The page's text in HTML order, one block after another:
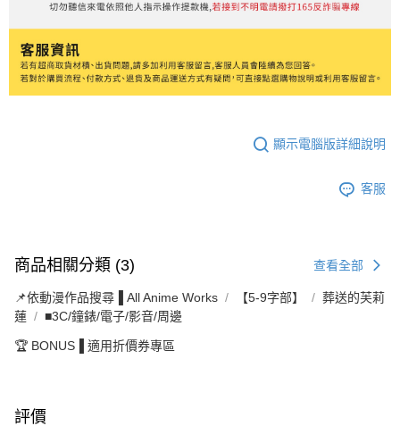
顯示電腦版詳細說明
客服
商品相關分類 (3) 查看全部
📌依動漫作品搜尋▐ All Anime Works 【5-9字部】
葬送的芙莉
蓮
■3C/鐘錶/電子/影音/周邊
🏆 BONUS▐ 適用折價券專區
評價